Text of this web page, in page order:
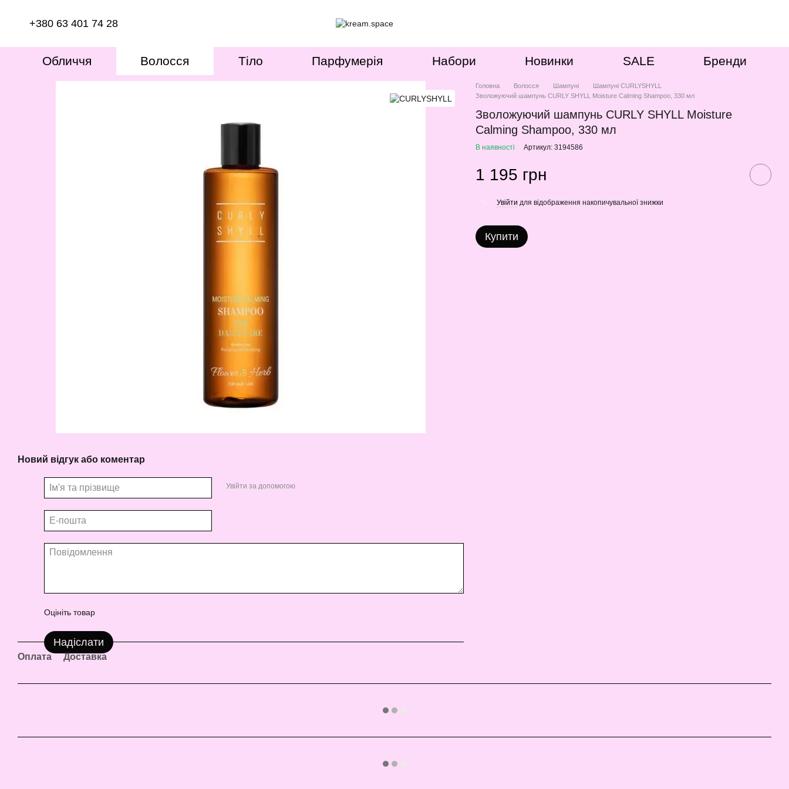
+380 63 401 74 28
Обличчя Волосся Тіло Парфумерія Набори Новинки SALE Бренди
Новий відгук або коментар
Увійти за допомогою
Оцініть товар
Надіслати
Оплата Доставка
Головна Волосся Шампуні
Шампуні CURLYSHYLL
Зволожуючий шампунь CURLY SHYLL Moisture Calming Shampoo, 330 мл
Зволожуючий шампунь CURLY SHYLL Moisture
Calming Shampoo, 330 мл
В наявності Артикул: 3194586
1 195 грн
Увійти для відображення накопичувальної знижки
Купити